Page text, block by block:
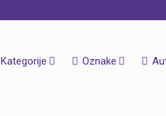
Kategorije Oznake